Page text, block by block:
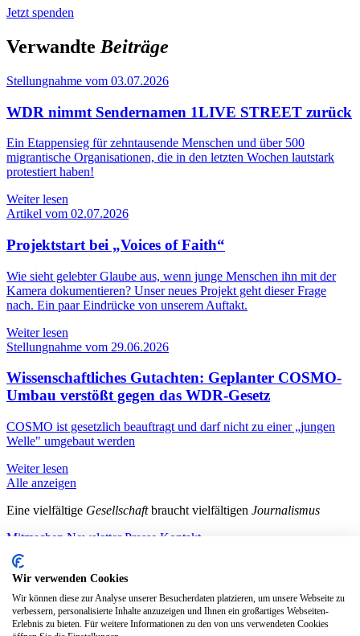
Jetzt spenden
Verwandte Beiträge
Stellungnahme vom 03.07.2026
WDR nimmt Sendernamen 1LIVE STREET zurück
Ein Etappensieg für zehntausende Menschen und über 500
migrantische Organisationen, die in den letzten Wochen lautstark
protestiert haben!
Weiter lesen
Artikel vom 02.07.2026
Projektstart bei „Voices of Faith“
Wie sieht gelebter Glaube aus, wenn junge Menschen ihn mit der
Kamera dokumentieren? Unser neues Projekt geht dieser Frage
nach. Ein paar Eindrücke von unserem Auftakt.
Weiter lesen
Stellungnahme vom 29.06.2026
Wissenschaftliches Gutachten: Geplanter COSMO-
Umbau verstößt gegen das WDR-Gesetz
COSMO ist gesetzlich beauftragt und darf nicht zu einer „jungen
Welle" umgebaut werden
Weiter lesen
Alle anzeigen
Eine vielfältige Gesellschaftbraucht vielfältigen Journalismus
Mitmachen Newsletter Presse Kontakt
Instagram
Unterstütze uns
Jetzt spenden!
Wir verwenden Cookies
Wir können diese zur Analyse unserer Besucherdaten platzieren, um unsere Webseite zu
verbessern, personalisierte Inhalte anzuzeigen und Ihnen ein großartiges Webseiten-
Erlebnis zu bieten. Für weitere Informationen zu den von uns verwendeten Cookies